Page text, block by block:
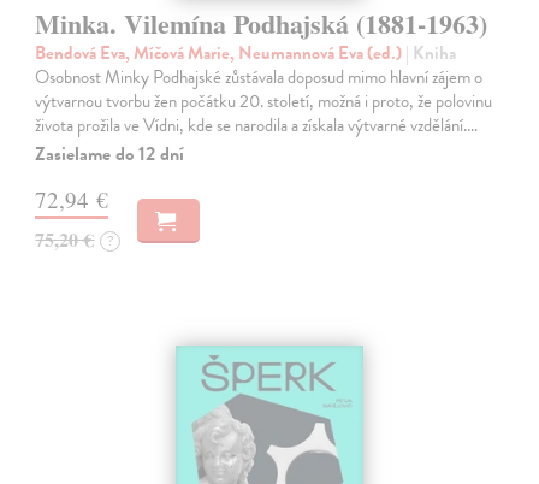
Minka. Vilemína Podhajská (1881-1963)
Bendová Eva, Míčová Marie, Neumannová Eva (ed.)| Kniha
Osobnost Minky Podhajské zůstávala doposud mimo hlavní zájem o
výtvarnou tvorbu žen počátku 20. století, možná i proto, že polovinu
života prožila ve Vídni, kde se narodila a získala výtvarné vzdělání.…
Zasielame do 12 dní
72,94 €
75,20 € ?